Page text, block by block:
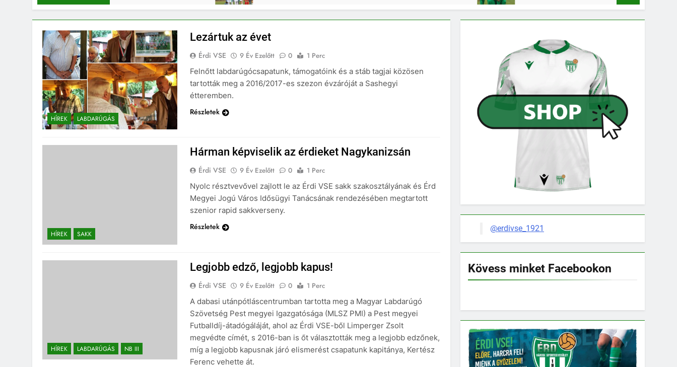
HÍREK LABDARÚGÁS
Lezártuk az évet
Érdi VSE 9 Év Ezelőtt 0
1 Perc
Felnőtt labdarúgócsapatunk, támogatóink és a stáb tagjai közösen
tartották meg a 2016/2017-es szezon évzáróját a Sashegyi
étteremben.
Részletek
HÍREK SAKK
Hárman képviselik az érdieket Nagykanizsán
Érdi VSE 9 Év Ezelőtt 0
1 Perc
Nyolc résztvevővel zajlott le az Érdi VSE sakk szakosztályának és Érd
Megyei Jogú Város Idősügyi Tanácsának rendezésében megtartott
szenior rapid sakkverseny.
Részletek
HÍREK LABDARÚGÁS NB III
Legjobb edző, legjobb kapus!
Érdi VSE 9 Év Ezelőtt 0
1 Perc
A dabasi utánpótláscentrumban tartotta meg a Magyar Labdarúgó
Szövetség Pest megyei Igazgatósága (MLSZ PMI) a Pest megyei
Futballdíj-átadógáláját, ahol az Érdi VSE-ből Limperger Zsolt
megvédte címét, s 2016-ban is őt választották meg a legjobb edzőnek,
míg a legjobb kapusnak járó elismerést csapatunk kapitánya, Kertész
Ferenc vehette át.
@erdivse_1921
Kövess minket Facebookon